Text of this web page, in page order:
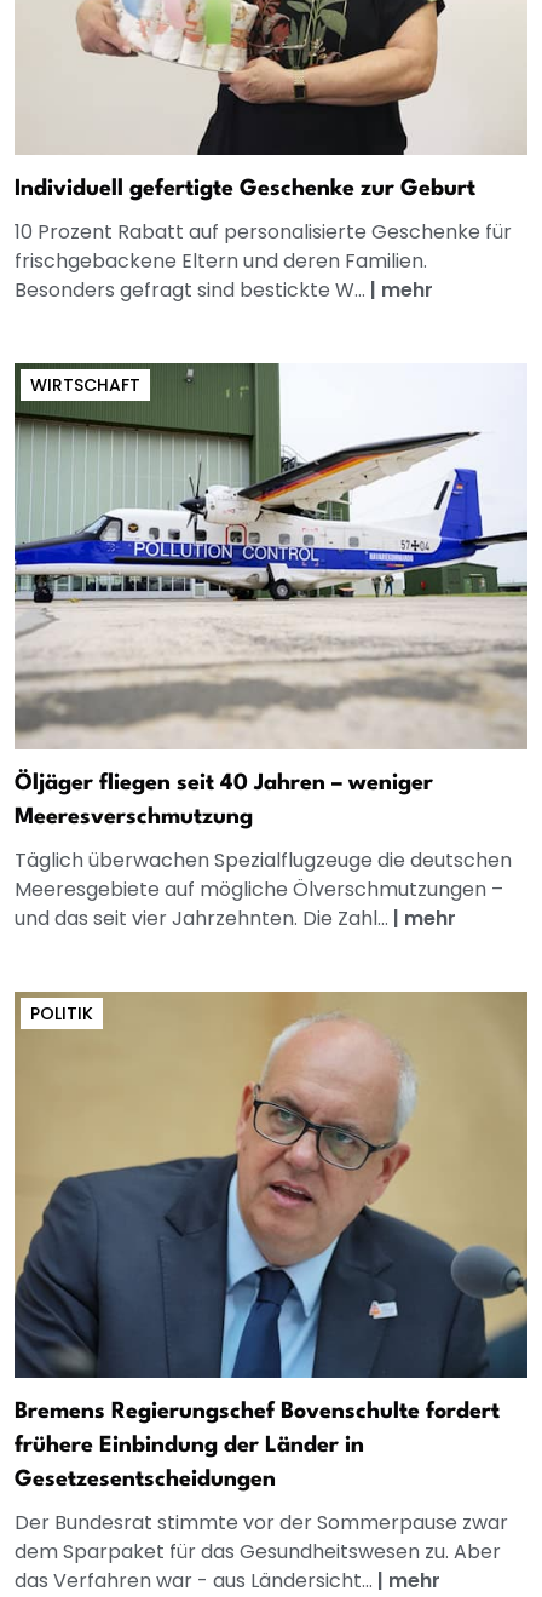
Individuell gefertigte Geschenke zur Geburt
10 Prozent Rabatt auf personalisierte Geschenke für
frischgebackene Eltern und deren Familien.
Besonders gefragt sind bestickte W... | mehr
WIRTSCHAFT
Öljäger fliegen seit 40 Jahren – weniger
Meeresverschmutzung
Täglich überwachen Spezialflugzeuge die deutschen
Meeresgebiete auf mögliche Ölverschmutzungen –
und das seit vier Jahrzehnten. Die Zahl... | mehr
POLITIK
Bremens Regierungschef Bovenschulte fordert
frühere Einbindung der Länder in
Gesetzesentscheidungen
Der Bundesrat stimmte vor der Sommerpause zwar
dem Sparpaket für das Gesundheitswesen zu. Aber
das Verfahren war - aus Ländersicht... | mehr